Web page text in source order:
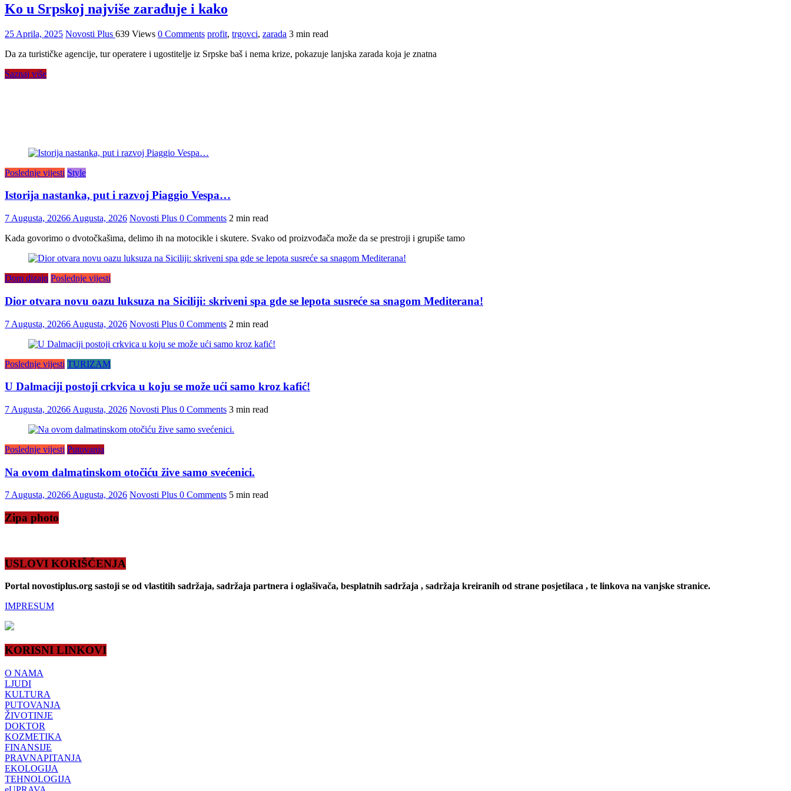
Ko u Srpskoj najviše zarađuje i kako
25 Aprila, 2025 Novosti Plus 639 Views 0 Comments profit, trgovci, zarada 3 min read
Da za turističke agencije, tur operatere i ugostitelje iz Srpske baš i nema krize, pokazuje lanjska zarada koja je znatna
Saznaj više
Poslednje vijesti Style
Istorija nastanka, put i razvoj Piaggio Vespa…
7 Augusta, 20266 Augusta, 2026 Novosti Plus 0 Comments 2 min read
Kada govorimo o dvotočkašima, delimo ih na motocikle i skutere. Svako od proizvođača može da se prestroji i grupiše tamo
Dom dizajn Poslednje vijesti
Dior otvara novu oazu luksuza na Siciliji: skriveni spa gde se lepota susreće sa snagom Mediterana!
7 Augusta, 20266 Augusta, 2026 Novosti Plus 0 Comments 2 min read
Poslednje vijesti TURIZAM
U Dalmaciji postoji crkvica u koju se može ući samo kroz kafić!
7 Augusta, 20266 Augusta, 2026 Novosti Plus 0 Comments 3 min read
Poslednje vijesti Putovanja
Na ovom dalmatinskom otočiću žive samo svećenici.
7 Augusta, 20266 Augusta, 2026 Novosti Plus 0 Comments 5 min read
Zipa photo
USLOVI KORIŠĆENJA
Portal novostiplus.org sastoji se od vlastitih sadržaja, sadržaja partnera i oglašivača, besplatnih sadržaja , sadržaja kreiranih od strane posjetilaca , te linkova na vanjske stranice.
IMPRESUM
KORISNI LINKOVI
O NAMA
LJUDI
KULTURA
PUTOVANJA
ŽIVOTINJE
DOKTOR
KOZMETIKA
FINANSIJE
PRAVNAPITANJA
EKOLOGIJA
TEHNOLOGIJA